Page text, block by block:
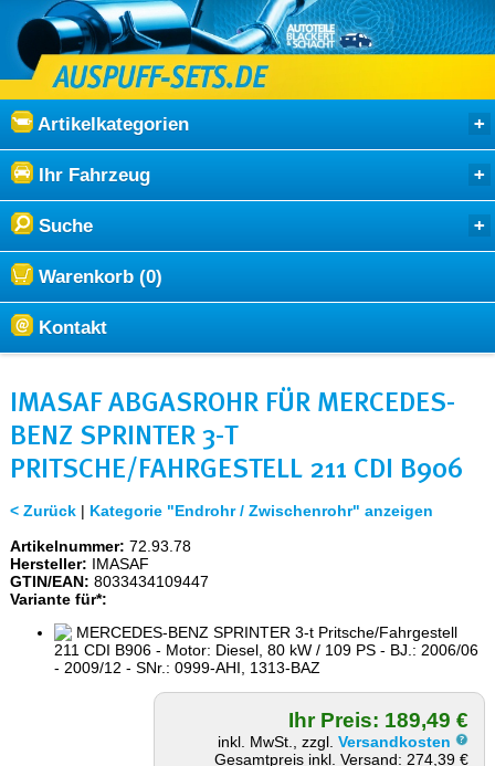
Artikelkategorien
Ihr Fahrzeug
Suche
Warenkorb (0)
Kontakt
IMASAF ABGASROHR FÜR MERCEDES-
BENZ SPRINTER 3-T
PRITSCHE/FAHRGESTELL 211 CDI B906
< Zurück| Kategorie "Endrohr / Zwischenrohr" anzeigen
Artikelnummer: 72.93.78
Hersteller: IMASAF
GTIN/EAN: 8033434109447
Variante für*:
MERCEDES-BENZ SPRINTER 3-t Pritsche/Fahrgestell
211 CDI B906 - Motor: Diesel, 80 kW / 109 PS - BJ.: 2006/06
- 2009/12 - SNr.: 0999-AHI, 1313-BAZ
Ihr Preis: 189,49 €
inkl. MwSt., zzgl.Versandkosten
Gesamtpreis inkl. Versand: 274,39 €